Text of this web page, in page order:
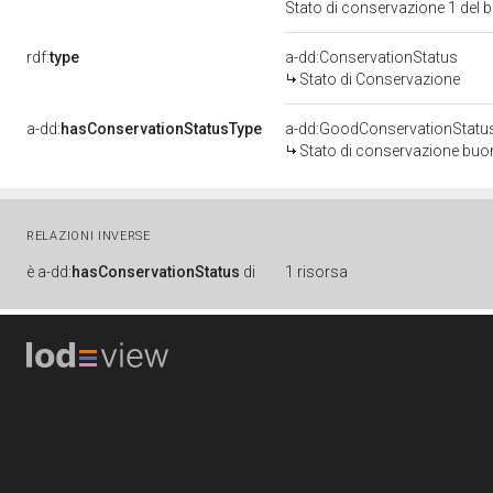
Stato di conservazione 1 del
rdf:type
a-dd:ConservationStatus
Stato di Conservazione
a-dd:hasConservationStatusType
a-
Stato di conservazione
RELAZIONI INVERSE
è a-dd:hasConservationStatus di 1 risorsa